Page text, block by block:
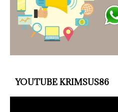
YOUTUBE KRIMSUS86